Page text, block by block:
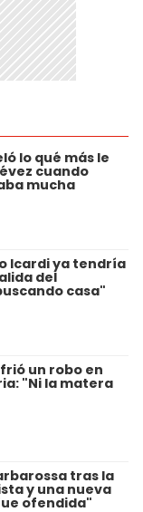
lo qué más le
cuando
mucha
Icardi ya tendría
del
casa"
un robo en
"Ni la matera
tras la
y una nueva
ofendida"